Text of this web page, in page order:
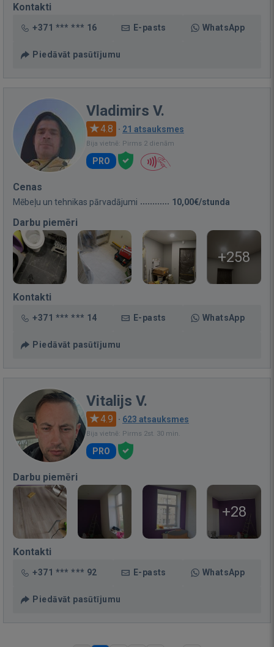
Kontakti
+371 *** *** 16 E-pasts WhatsApp
Piedāvāt pasūtījumu
Vladimirs V.
4.8 · 21 atsauksmes
Bija vietnē: Pirms 2 dienām
PRO
Cenas
Mēbeļu un tehnikas pārvadājumi 10,00€/stunda
Darbu piemēri
+258
Kontakti
+371 *** *** 14 E-pasts WhatsApp
Piedāvāt pasūtījumu
Vitalijs V.
4.9 · 623 atsauksmes
Bija vietnē: Pirms 2st. 30 min.
PRO
Darbu piemēri
+28
Kontakti
+371 *** *** 92 E-pasts WhatsApp
Piedāvāt pasūtījumu